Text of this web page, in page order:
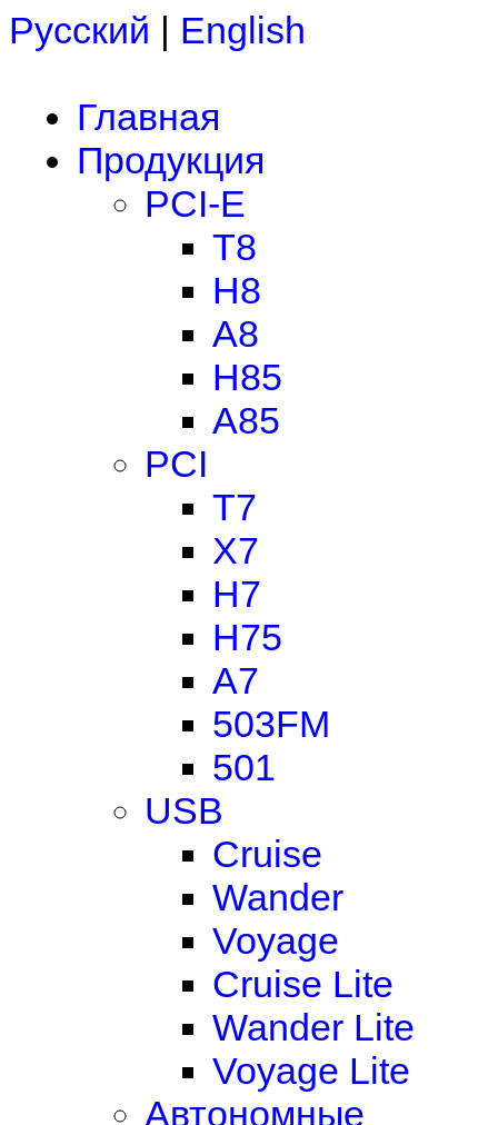
Русский | English
Главная
Продукция
PCI-E
T8
H8
A8
H85
A85
PCI
T7
X7
H7
H75
A7
503FM
501
USB
Cruise
Wander
Voyage
Cruise Lite
Wander Lite
Voyage Lite
Автономные